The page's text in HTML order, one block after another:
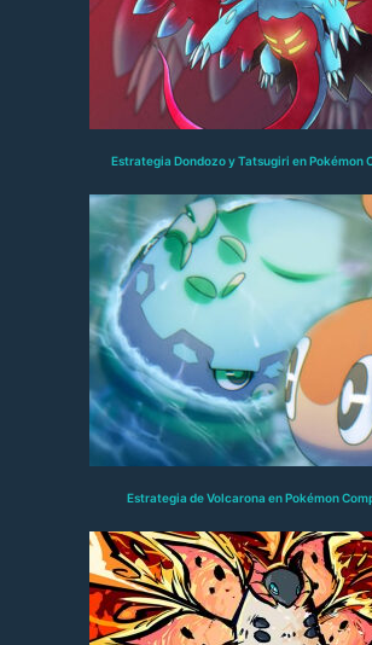
Estrategia Dondozo y Tatsugiri en Pokémon
Estrategia de Volcarona en Pokémon